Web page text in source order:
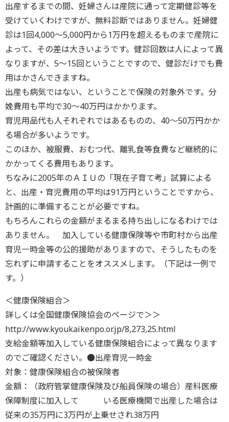
出産するまでの間、妊婦さんは産院に通って定期健診等を
受けていくわけですが、無料診断ではありません。妊婦健
診は1回4,000～5,000円から1万円を超えるものまで産院に
よって、その差は大きいようです。健診回数は人によって異
なりますが、5～15回ということですので、健診だけでも費
用はかさんできますね。
出産も病気ではない、ということで保険の対象外です。分
娩費用も平均で30～40万円はかかります。
育児用品代も人それぞれではあるものの、40～50万円かか
る場合が多いようです。
このほか、被服費、おむつ代、離乳食等食費など継続的に
かかってくる費用もあります。
ちなみに2005年のＡＩＵの「現在子育て考」試算による
と、出産・育児費用の平均は91万円ということですから、
計画的に準備することが必要ですね。
もちろんこれらの金額がまるまる持ち出しになるわけでは
ありません。 加入している健康保険等や市町村から出産
育児一時金等の公的援助がありますので、そうしたものを
忘れずに申請することをオススメします。（下記は一例で
す。）
＜健康保険組合＞
詳しくは全国健康保険協会のページで＞＞
http://www.kyoukaikenpo.or.jp/8,273,25.html
支給金額等加入している健康保険組合によって異なります
のでご確認ください。●出産育児一時金
対象：健康保険組合の被保険者
金額：（政府管掌健康保険及び船員保険の場合）産科医療
保障制度に加入して いる医療機関で出産した場合は
従来の35万円に3万円が上乗せされ38万円